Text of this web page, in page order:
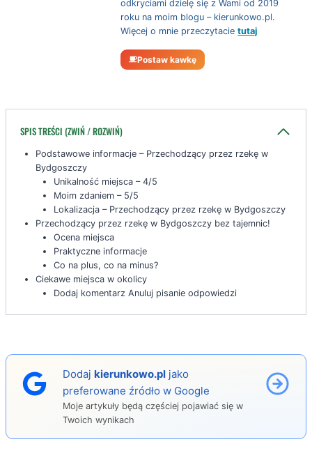
odkryciami dzielę się z Wami od 2019
roku na moim blogu – kierunkowo.pl.
Więcej o mnie przeczytacietutaj
Postaw kawkę
SPIS TREŚCI (ZWIŃ / ROZWIŃ)
Podstawowe informacje – Przechodzący przez rzekę w
Bydgoszczy
Unikalność miejsca – 4/5
Moim zdaniem – 5/5
Lokalizacja – Przechodzący przez rzekę w Bydgoszczy
Przechodzący przez rzekę w Bydgoszczy bez tajemnic!
Ocena miejsca
Praktyczne informacje
Co na plus, co na minus?
Ciekawe miejsca w okolicy
Dodaj komentarz Anuluj pisanie odpowiedzi
Dodajkierunkowo.pl jako
preferowane źródło w Google
Moje artykuły będą częściej pojawiać się w
Twoich wynikach